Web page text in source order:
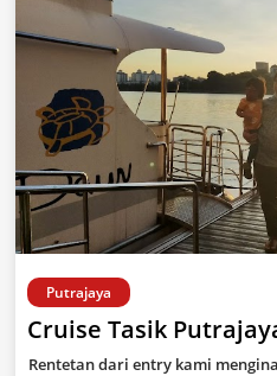
Putrajaya
Cruise Tasik
Rentetan dari entry kami